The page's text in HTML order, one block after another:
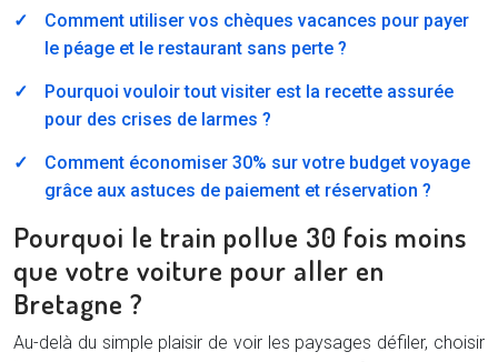
Comment utiliser vos chèques vacances pour payer
le péage et le restaurant sans perte ?
Pourquoi vouloir tout visiter est la recette assurée
pour des crises de larmes ?
Comment économiser 30% sur votre budget voyage
grâce aux astuces de paiement et réservation ?
Pourquoi le train pollue 30 fois moins
que votre voiture pour aller en
Bretagne ?
Au-delà du simple plaisir de voir les paysages défiler, choisir